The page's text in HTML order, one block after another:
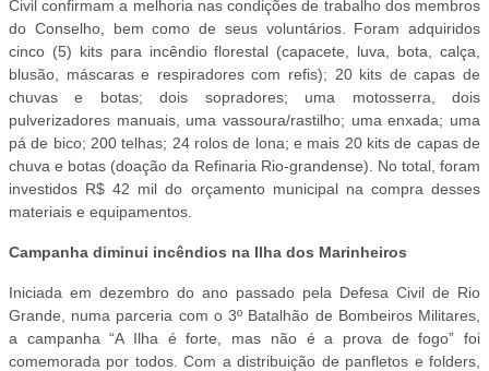
Civil confirmam a melhoria nas condições de trabalho dos membros
do Conselho, bem como de seus voluntários. Foram adquiridos
cinco (5) kits para incêndio florestal (capacete, luva, bota, calça,
blusão, máscaras e respiradores com refis); 20 kits de capas de
chuvas e botas; dois sopradores; uma motosserra, dois
pulverizadores manuais, uma vassoura/rastilho; uma enxada; uma
pá de bico; 200 telhas; 24 rolos de lona; e mais 20 kits de capas de
chuva e botas (doação da Refinaria Rio-grandense). No total, foram
investidos R$ 42 mil do orçamento municipal na compra desses
materiais e equipamentos.
Campanha diminui incêndios na Ilha dos Marinheiros
Iniciada em dezembro do ano passado pela Defesa Civil de Rio
Grande, numa parceria com o 3º Batalhão de Bombeiros Militares,
a campanha “A Ilha é forte, mas não é a prova de fogo” foi
comemorada por todos. Com a distribuição de panfletos e folders,